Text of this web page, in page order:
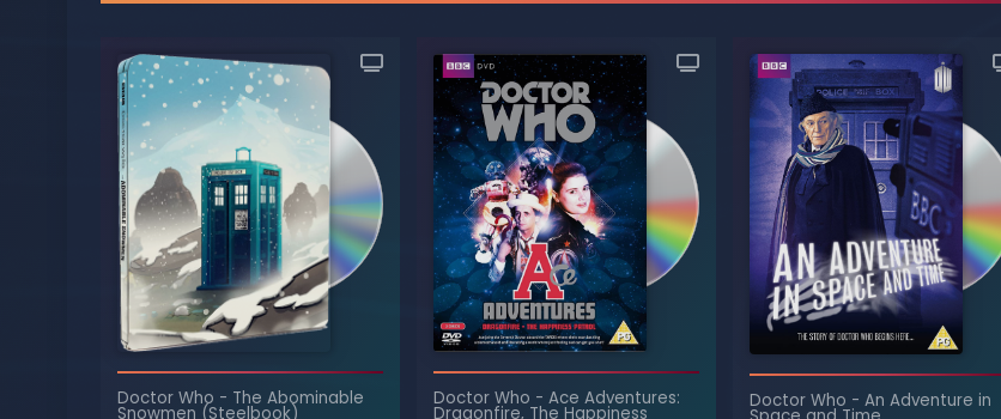
Doctor Who - The Abominable
Snowmen (Steelbook)
Doctor Who - Ace Adventures:
Dragonfire, The Happiness
Doctor Who - An Adventure in